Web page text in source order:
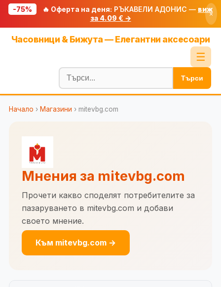
-75% 🔥 Оферта на деня: РЪКАВЕЛИ АДОНИС — виж
за 4.09 € →
×
Часовници & Бижута — Елегантни аксесоари
☰
Блог
🧮 Калкулатори
🔍 Намери продукт
Търси
Начало › Магазини › mitevbg.com
Мнения за mitevbg.com
Прочети какво споделят потребителите за
пазаруването в mitevbg.com и добави
своето мнение.
Към mitevbg.com →